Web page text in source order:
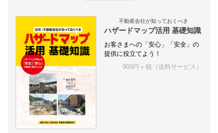
不動産会社が知っておくべき
ハザードマップ活用 基礎知識
お客さまへの「安心」「安全」の
提供に役立てよう！
900円＋税（送料サービス）